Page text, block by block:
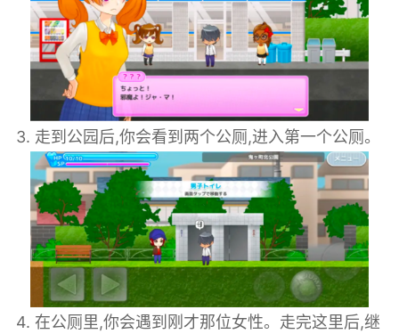
3. 走到公园后,你会看到两个公厕,进入第一个公厕。
4. 在公厕里,你会遇到刚才那位女性。走完这里后,继